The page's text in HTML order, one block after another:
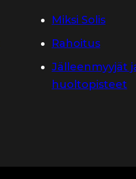
Miksi Solis
Rahoitus
Jälleenmyyjät
huoltopisteet